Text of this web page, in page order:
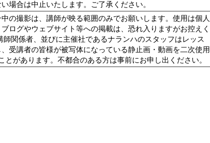
場合は中止いたします。ご了承ください。
の撮影は、講師が映る範囲のみでお願いします。使用は個人
ログやウェブサイト等への掲載は、恐れ入りますがお控えく
関係者、並びに主催社であるナランハのスタッフはレッス
受講者の皆様が被写体になっている静止画・動画を二次使用
とがあります。不都合のある方は事前にお申し出ください。